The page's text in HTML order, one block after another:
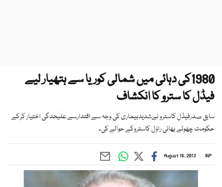
1980کی دہائی میں شمالی کوریا سے ہتھیار لیے
فیڈل کا سترو کا انکشاف
سابق صدرفیڈل کاسترو نےشدیدبیماری کی وجہ سے اقتدارسے علیٰحدگی اختیار کرکے
حکومت چھوٹے بھائی راؤل کاستروکے حوالے کی۔
INP
August 16, 2013